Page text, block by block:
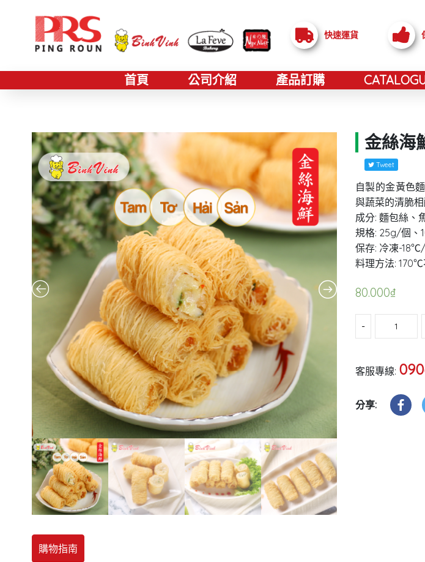
快速運貨
首頁 公司介紹 產品訂購
金絲海
Tweet
自製的金黃色
與蔬菜的清脆
成分: 麵包絲、
規格: 25g/個
保存: 冷凍-18℃/
料理⽅法:
80.000₫
客服專線:
分享:
購物指南